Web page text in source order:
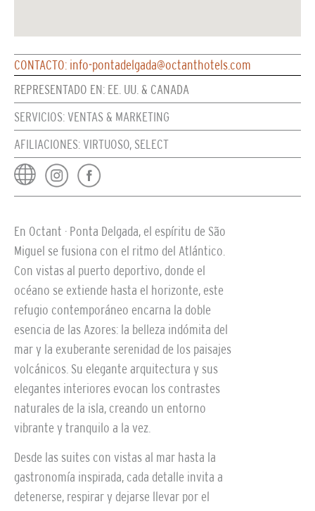
CONTACTO: info-pontadelgada@octanthotels.com
REPRESENTADO EN: EE. UU. & CANADA
SERVICIOS: VENTAS & MARKETING
AFILIACIONES: VIRTUOSO, SELECT
En Octant · Ponta Delgada, el espíritu de São
Miguel se fusiona con el ritmo del Atlántico.
Con vistas al puerto deportivo, donde el
océano se extiende hasta el horizonte, este
refugio contemporáneo encarna la doble
esencia de las Azores: la belleza indómita del
mar y la exuberante serenidad de los paisajes
volcánicos. Su elegante arquitectura y sus
elegantes interiores evocan los contrastes
naturales de la isla, creando un entorno
vibrante y tranquilo a la vez.
Desde las suites con vistas al mar hasta la
gastronomía inspirada, cada detalle invita a
detenerse, respirar y dejarse llevar por el